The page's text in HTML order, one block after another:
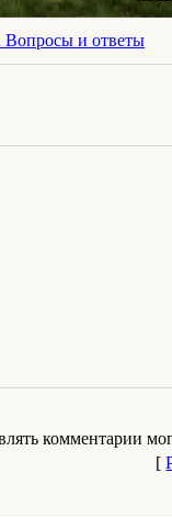
Вопросы и ответы
комментарии
[